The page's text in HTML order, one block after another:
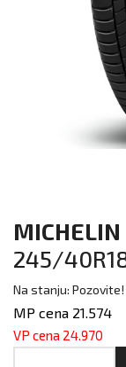
MICHELIN
245/40R18
Na stanju: Pozovite!
MP cena 21.574
VP cena 24.970